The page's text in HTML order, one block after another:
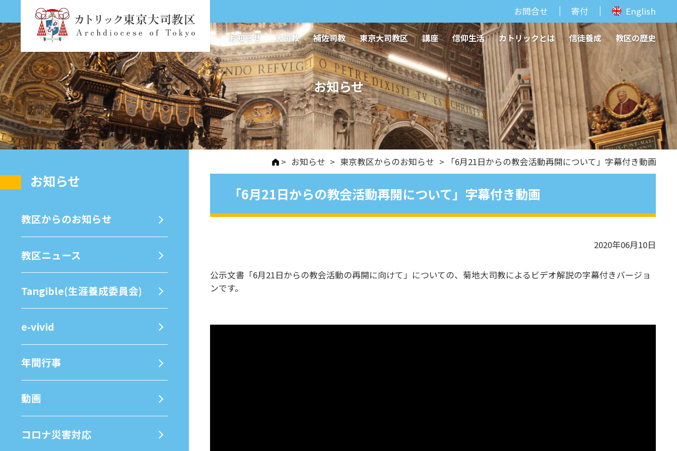
お問合せ 寄付 English
お知らせ 大司教 補佐司教 東京大司教区 講座 信仰生活 カトリックとは 信徒養成 教区の歴史
お知らせ
> お知らせ > 東京教区からのお知らせ > 「6月21日からの教会活動再開について」字幕付き動画
「6月21日からの教会活動再開について」字幕付き動画
2020年06月10日
公示文書「6月21日からの教会活動の再開に向けて」についての、菊地大司教によるビデオ解説の字幕付きバージョ
ンです。
お知らせ
教区からのお知らせ
教区ニュース
Tangible(生涯養成委員会)
e-vivid
年間⾏事
動画
コロナ災害対応